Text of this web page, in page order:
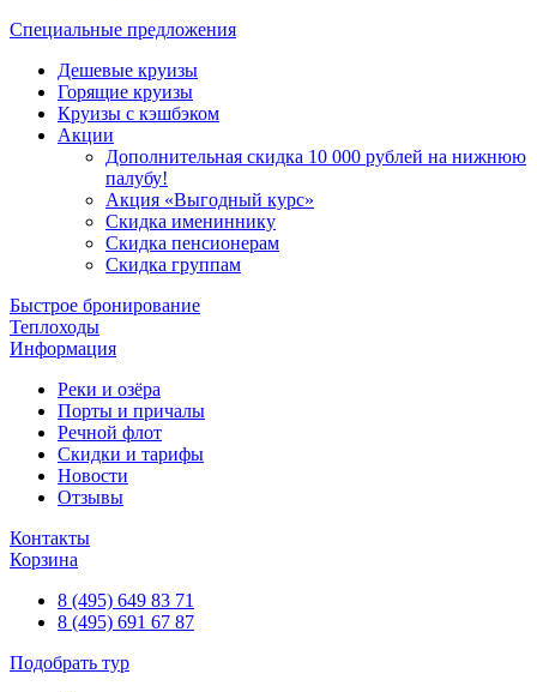
Специальные предложения
Дешевые круизы
Горящие круизы
Круизы с кэшбэком
Акции
Дополнительная скидка 10 000 рублей на нижнюю
палубу!
Акция «Выгодный курс»
Скидка имениннику
Скидка пенсионерам
Скидка группам
Быстрое бронирование
Теплоходы
Информация
Реки и озёра
Порты и причалы
Речной флот
Скидки и тарифы
Новости
Отзывы
Контакты
Корзина
8 (495) 649 83 71
8 (495) 691 67 87
Подобрать тур